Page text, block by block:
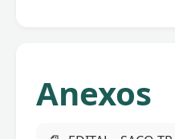
Anexos